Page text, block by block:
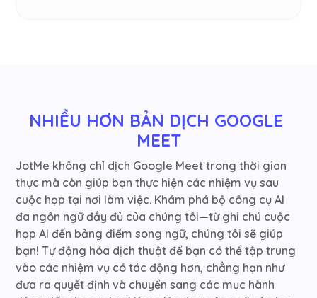
NHIỀU HƠN BẢN DỊCH GOOGLE
MEET
JotMe không chỉ dịch Google Meet trong thời gian
thực mà còn giúp bạn thực hiện các nhiệm vụ sau
cuộc họp tại nơi làm việc. Khám phá bộ công cụ AI
đa ngôn ngữ đầy đủ của chúng tôi—từ ghi chú cuộc
họp AI đến bảng điểm song ngữ, chúng tôi sẽ giúp
bạn! Tự động hóa dịch thuật để bạn có thể tập trung
vào các nhiệm vụ có tác động hơn, chẳng hạn như
đưa ra quyết định và chuyển sang các mục hành